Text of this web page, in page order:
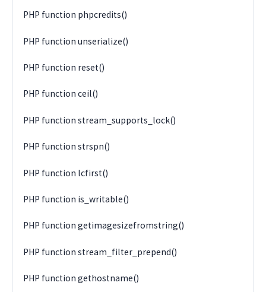
PHP function phpcredits()
PHP function unserialize()
PHP function reset()
PHP function ceil()
PHP function stream_supports_lock()
PHP function strspn()
PHP function lcfirst()
PHP function is_writable()
PHP function getimagesizefromstring()
PHP function stream_filter_prepend()
PHP function gethostname()